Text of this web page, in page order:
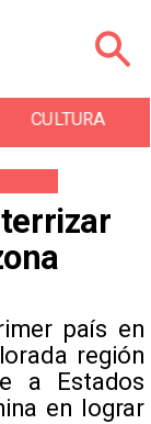
CULTURA
país en
región
a Estados
en lograr